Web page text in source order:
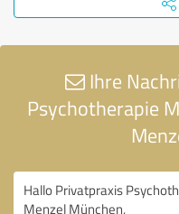
Ihre
Psychotherapie